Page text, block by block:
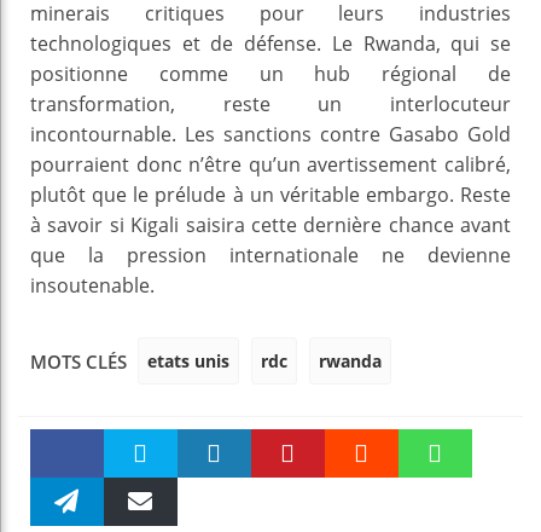
minerais critiques pour leurs industries
technologiques et de défense. Le Rwanda, qui se
positionne comme un hub régional de
transformation, reste un interlocuteur
incontournable. Les sanctions contre Gasabo Gold
pourraient donc n’être qu’un avertissement calibré,
plutôt que le prélude à un véritable embargo. Reste
à savoir si Kigali saisira cette dernière chance avant
que la pression internationale ne devienne
insoutenable.
MOTS CLÉS etats unis rdc rwanda
Faceboo Twitter